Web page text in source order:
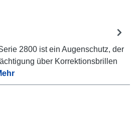
2800 ist ein Augenschutz, der
über Korrektionsbrillen